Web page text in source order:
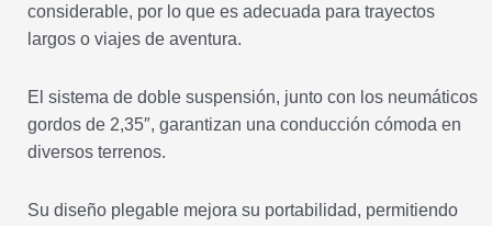
considerable, por lo que es adecuada para trayectos
largos o viajes de aventura.
El sistema de doble suspensión, junto con los neumáticos
gordos de 2,35″, garantizan una conducción cómoda en
diversos terrenos.
Su diseño plegable mejora su portabilidad, permitiendo